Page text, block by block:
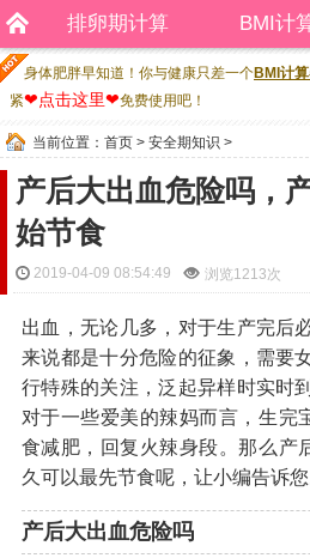
排卵期计算 BMI计
身体肥胖早知道！你与健康只差一个BMI计
紧❤点击这里❤免费使用吧！
当前位置： 首页 > 安全期知识 >
产后大出血危险吗，
始节食
2019-04-09 08:54:49 浏览1213次
出血，无论几多，对于生产完后
来说都是十分危险的征象，需要
行特殊的关注，泛起异样时实时
对于一些爱美的辣妈而言，生完
食减肥，回复火辣身段。那么产
久可以最先节食呢，让小编告诉您
产后大出血危险吗